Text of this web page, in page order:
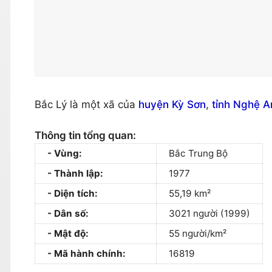
Bắc Lý là một xã của huyện Kỳ Sơn, tỉnh Nghệ
Thông tin tổng quan:
Vùng:
Bắc Trung Bộ
Thành lập:
1977
Diện tích:
55,19 km²
Dân số:
3021 người (1999)
Mật độ:
55 người/km²
Mã hành chính:
16819